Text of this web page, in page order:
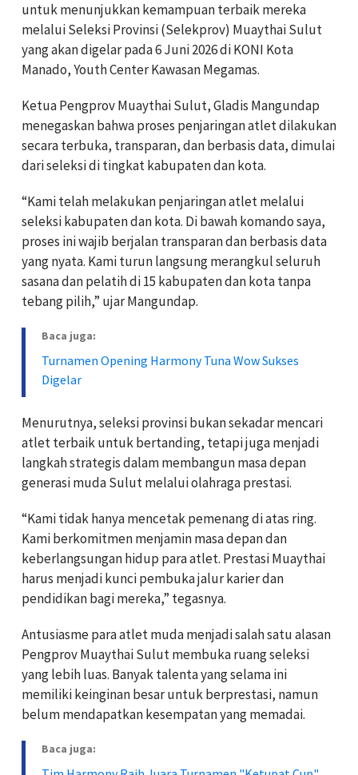
untuk menunjukkan kemampuan terbaik mereka
melalui Seleksi Provinsi (Selekprov) Muaythai Sulut
yang akan digelar pada 6 Juni 2026 di KONI Kota
Manado, Youth Center Kawasan Megamas.
Ketua Pengprov Muaythai Sulut, Gladis Mangundap
menegaskan bahwa proses penjaringan atlet dilakukan
secara terbuka, transparan, dan berbasis data, dimulai
dari seleksi di tingkat kabupaten dan kota.
“Kami telah melakukan penjaringan atlet melalui
seleksi kabupaten dan kota. Di bawah komando saya,
proses ini wajib berjalan transparan dan berbasis data
yang nyata. Kami turun langsung merangkul seluruh
sasana dan pelatih di 15 kabupaten dan kota tanpa
tebang pilih,” ujar Mangundap.
Baca juga:
Turnamen Opening Harmony Tuna Wow Sukses
Digelar
Menurutnya, seleksi provinsi bukan sekadar mencari
atlet terbaik untuk bertanding, tetapi juga menjadi
langkah strategis dalam membangun masa depan
generasi muda Sulut melalui olahraga prestasi.
“Kami tidak hanya mencetak pemenang di atas ring.
Kami berkomitmen menjamin masa depan dan
keberlangsungan hidup para atlet. Prestasi Muaythai
harus menjadi kunci pembuka jalur karier dan
pendidikan bagi mereka,” tegasnya.
Antusiasme para atlet muda menjadi salah satu alasan
Pengprov Muaythai Sulut membuka ruang seleksi
yang lebih luas. Banyak talenta yang selama ini
memiliki keinginan besar untuk berprestasi, namun
belum mendapatkan kesempatan yang memadai.
Baca juga: